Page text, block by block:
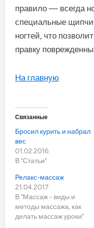
правило — всегда
специальные
ногтей, что
правку
На главную
Связанные
Бросил курить и набрал
вес
01.02.2016
В "Статьи"
Релакс-массаж
21.04.2017
В "Массаж - виды и
методы массажа, как
делать массаж уроки"